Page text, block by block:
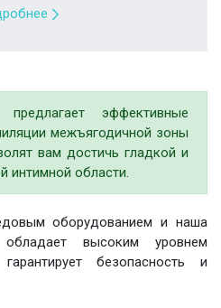
предлагает эффективные
межъягодичной зоны
вам достичь гладкой и
интимной области.
оборудованием и наша
высоким уровнем
безопасность и